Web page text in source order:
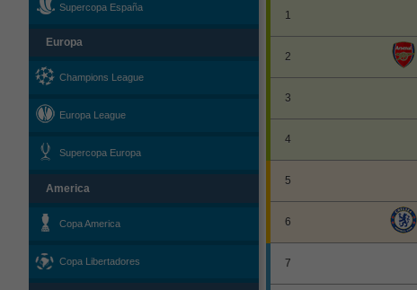
Supercopa España
Europa
Champions League
Europa League
Supercopa Europa
America
Copa America
Copa Libertadores
1
2
3
4
5
6
7